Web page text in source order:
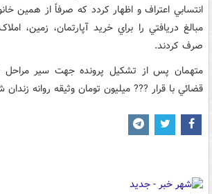
انتسابي اعتراف و اظهار کردد که صرفاً از همين
مبالغ دريافتي را براي خريد آپارتمان، زمين،
صرف کردند.
متهمان پس از تشکيل پرونده جهت سير مراحل
قضائي با قرار ??? ميليون تومان وثيقه روانه زندان